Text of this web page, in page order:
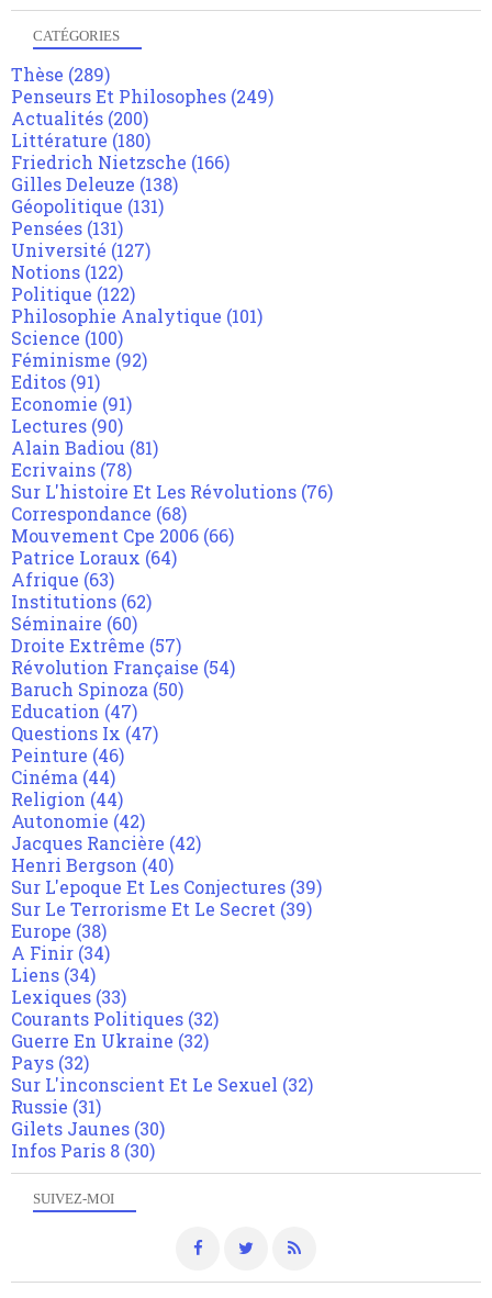
SUIVEZ-MOI
CATÉGORIES
Thèse (289)
Penseurs Et Philosophes (249)
Actualités (200)
Littérature (180)
Friedrich Nietzsche (166)
Gilles Deleuze (138)
Géopolitique (131)
Pensées (131)
Université (127)
Notions (122)
Politique (122)
Philosophie Analytique (101)
Science (100)
Féminisme (92)
Editos (91)
Economie (91)
Lectures (90)
Alain Badiou (81)
Ecrivains (78)
Sur L'histoire Et Les Révolutions (76)
Correspondance (68)
Mouvement Cpe 2006 (66)
Patrice Loraux (64)
Afrique (63)
Institutions (62)
Séminaire (60)
Droite Extrême (57)
Révolution Française (54)
Baruch Spinoza (50)
Education (47)
Questions Ix (47)
Peinture (46)
Cinéma (44)
Religion (44)
Autonomie (42)
Jacques Rancière (42)
Henri Bergson (40)
Sur L'epoque Et Les Conjectures (39)
Sur Le Terrorisme Et Le Secret (39)
Europe (38)
A Finir (34)
Liens (34)
Lexiques (33)
Courants Politiques (32)
Guerre En Ukraine (32)
Pays (32)
Sur L'inconscient Et Le Sexuel (32)
Russie (31)
Gilets Jaunes (30)
Infos Paris 8 (30)